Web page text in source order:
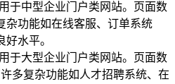
于中型企业门户类网站。页面数
杂功能如在线客服、订单系统
水平。
于大型企业门户类网站。页面数
多复杂功能如人才招聘系统、在